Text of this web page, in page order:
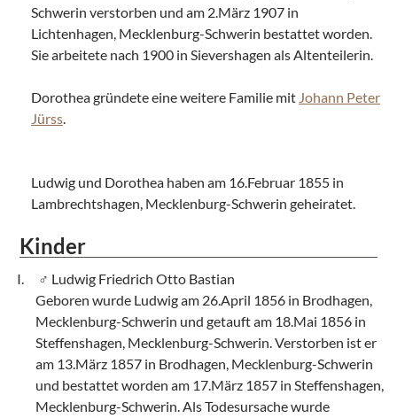
Schwerin verstorben und am 2.März 1907 in
Lichtenhagen, Mecklenburg-Schwerin bestattet worden.
Sie arbeitete nach 1900 in Sievershagen als Altenteilerin.
Dorothea gründete eine weitere Familie mit Johann Peter
Jürss.
Ludwig und Dorothea haben am 16.Februar 1855 in
Lambrechtshagen, Mecklenburg-Schwerin geheiratet.
Kinder
Ludwig Friedrich Otto Bastian
Geboren wurde Ludwig am 26.April 1856 in Brodhagen,
Mecklenburg-Schwerin und getauft am 18.Mai 1856 in
Steffenshagen, Mecklenburg-Schwerin. Verstorben ist er
am 13.März 1857 in Brodhagen, Mecklenburg-Schwerin
und bestattet worden am 17.März 1857 in Steffenshagen,
Mecklenburg-Schwerin. Als Todesursache wurde